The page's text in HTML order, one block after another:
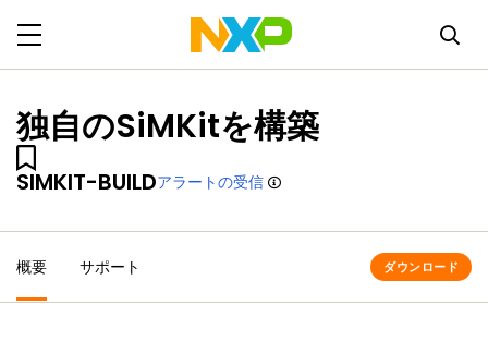
独自のSiMKitを構築
SIMKIT-BUILDアラートの受信
概要 サポート ダウンロード